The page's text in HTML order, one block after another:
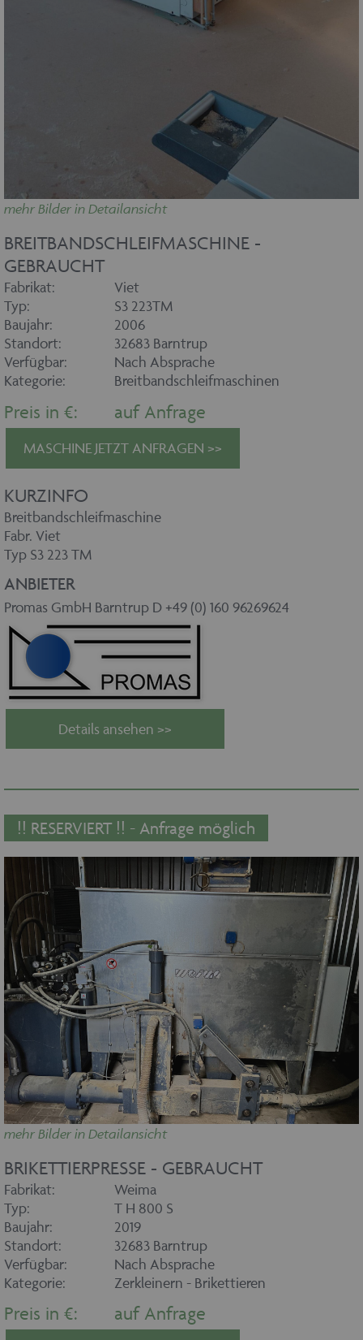
mehr Bilder in Detailansicht
BREITBANDSCHLEIFMASCHINE -
GEBRAUCHT
Fabrikat:
Viet
Typ:
S3 223TM
Baujahr:
2006
Standort:
32683 Barntrup
Verfügbar:
Nach Absprache
Kategorie:
Breitbandschleifmaschinen
Preis in €: auf Anfrage
MASCHINE JETZT ANFRAGEN >>
KURZINFO
Breitbandschleifmaschine
Fabr. Viet
Typ S3 223 TM
ANBIETER
Promas GmbH Barntrup D +49 (0) 160 96269624
Details ansehen >>
mehr Bilder in Detailansicht
BRIKETTIERPRESSE - GEBRAUCHT
Fabrikat:
Weima
Typ:
T H 800 S
Baujahr:
2019
Standort:
32683 Barntrup
Verfügbar:
Nach Absprache
Kategorie:
Zerkleinern - Brikettieren
Preis in €: auf Anfrage